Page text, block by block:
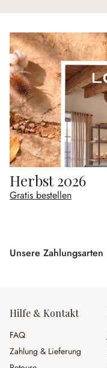
Herbst 2026
Gratis bestellen
Unsere Zahlungsarten
Hilfe & Kontakt
FAQ
Zahlung & Lieferung